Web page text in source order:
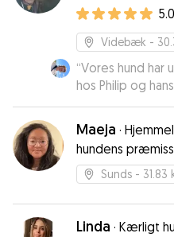
5.0
Videbæk -
“Vores hund har
hos Philip og
meget fleksibel
behov for
kun anbefale!”
Maeja ·
hundens
Sunds - 31.83
Linda · Kærligt